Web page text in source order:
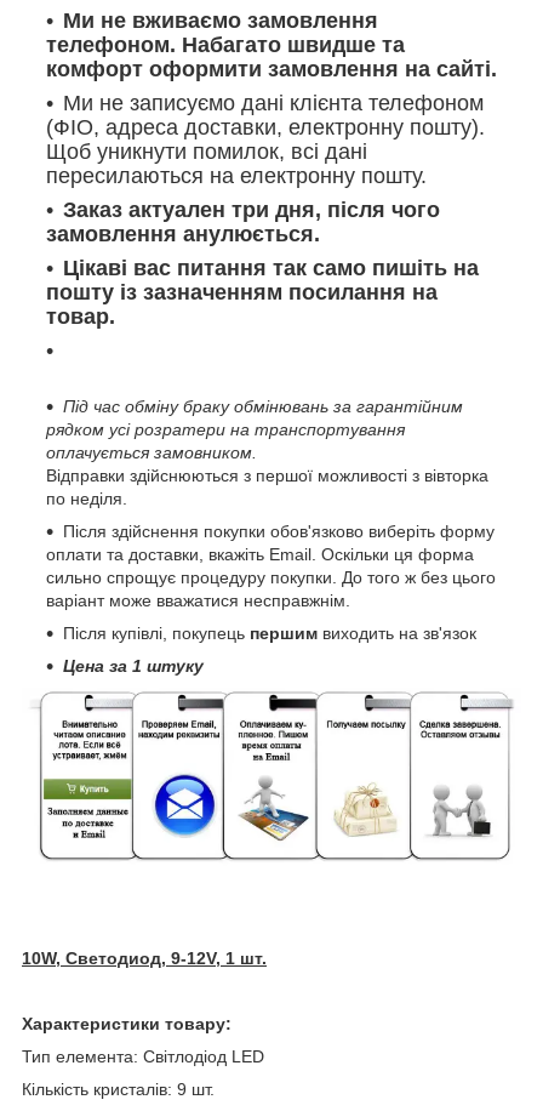
Ми не вживаємо замовлення
телефоном. Набагато швидше та
комфорт оформити замовлення на сайті.
Ми не записуємо дані клієнта телефоном
(ФІО, адреса доставки, електронну пошту).
Щоб уникнути помилок, всі дані
пересилаються на електронну пошту.
Заказ актуален три дня, після чого
замовлення анулюється.
Цікаві вас питання так само пишіть на
пошту із зазначенням посилання на
товар.
Під час обміну браку обмінювань за гарантійним
рядком усі розратери на транспортування
оплачується замовником.
Відправки здійснюються з першої можливості з вівторка
по неділя.
Після здійснення покупки обов'язково виберіть форму
оплати та доставки, вкажіть Email. Оскільки ця форма
сильно спрощує процедуру покупки. До того ж без цього
варіант може вважатися несправжнім.
Після купівлі, покупець першим виходить на зв'язок
Цена за 1 штуку
10W, Светодиод, 9-12V, 1 шт.
Характеристики товару:
Тип елемента: Світлодіод LED
Кількість кристалів: 9 шт.